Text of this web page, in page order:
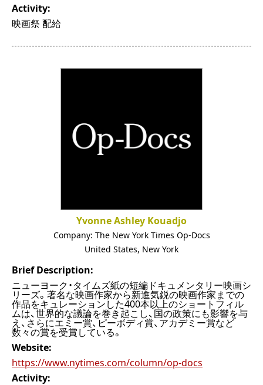
Activity:
映画祭 配給
Yvonne Ashley Kouadjo
Company: The New York Times Op-Docs
United States, New York
Brief Description:
ニューヨーク・タイムズ紙の短編ドキュメンタリー映画シ
リーズ。著名な映画作家から新進気鋭の映画作家までの
作品をキュレーションした400本以上のショートフィル
ムは、世界的な議論を巻き起こし、国の政策にも影響を与
え、さらにエミー賞、ピーボディ賞、アカデミー賞など
数々の賞を受賞している。
Website:
https://www.nytimes.com/column/op-docs
Activity: